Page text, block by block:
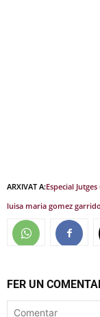
ARXIVAT A:Especial
luisa maria gomez
FER UN